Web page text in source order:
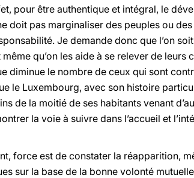
pour être authentique et intégral, le
doit pas marginaliser des peuples ou
Je demande donc que l’on
qu’on les aide à se relever de leurs
diminue le nombre de ceux qui sont
le Luxembourg, avec son histoire
de la moitié de ses habitants venant
la voie à suivre dans l’accueil et
force est de constater la réapparition,
sur la base de la bonne volonté